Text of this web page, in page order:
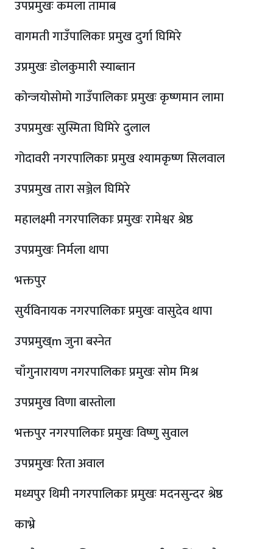
उपप्रमुखः कमला तामाब
वागमती गाउँपालिकाः प्रमुख दुर्गा घिमिरे
उप्रमुखः डोलकुमारी स्याब्तान
कोन्जयोसोमो गाउँपालिकाः प्रमुखः कृष्णमान लामा
उपप्रमुखः सुस्मिता घिमिरे दुलाल
गोदावरी नगरपालिकाः प्रमुख श्यामकृष्ण सिलवाल
उपप्रमुख तारा सञ्जेल घिमिरे
महालक्ष्मी नगरपालिकाः प्रमुखः रामेश्वर श्रेष्ठ
उपप्रमुखः निर्मला थापा
भक्तपुर
सुर्यविनायक नगरपालिकाः प्रमुखः वासुदेव थापा
उपप्रमुख्m जुना बस्नेत
चाँगुनारायण नगरपालिकाः प्रमुखः सोम मिश्र
उपप्रमुख विणा बास्तोला
भक्तपुर नगरपालिकाः प्रमुखः विष्णु सुवाल
उपप्रमुखः रिता अवाल
मध्यपुर थिमी नगरपालिकाः प्रमुखः मदनसुन्दर श्रेष्ठ
काभ्रे